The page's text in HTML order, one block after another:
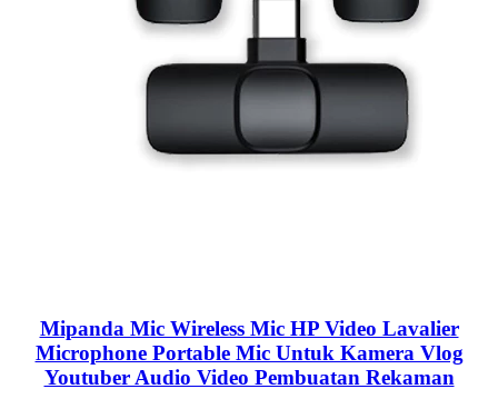
Mipanda Mic Wireless Mic HP Video Lavalier
Microphone Portable Mic Untuk Kamera Vlog
Youtuber Audio Video Pembuatan Rekaman